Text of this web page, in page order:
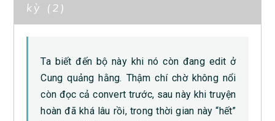
kỳ (2)
Ta biết đến bộ này khi nó còn đang edit ở
Cung quảng hằng. Thậm chí chờ không nổi
còn đọc cả convert trước, sau này khi truyện
hoàn đã khá lâu rồi, trong thời gian này “hết”